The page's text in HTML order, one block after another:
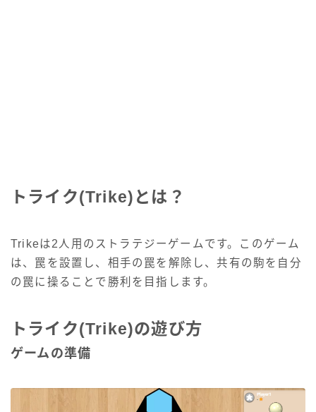
トライク(Trike)とは？
Trikeは2人用のストラテジーゲームです。このゲーム
は、罠を設置し、相手の罠を解除し、共有の駒を自分
の罠に操ることで勝利を目指します。
トライク(Trike)の遊び方
ゲームの準備